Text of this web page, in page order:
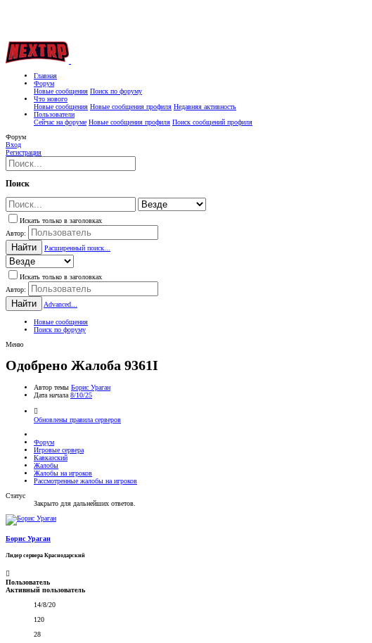
Главная
Форум
Новые сообщения Поиск по форуму
Что нового
Новые сообщения Новые сообщения профиля Недавняя активность
Пользователи
Сейчас на форуме Новые сообщения профиля Поиск сообщений профиля
Форум
Вход
Регистрация
Поиск
Искать только в заголовках
Автор:
Найти Расширенный поиск...
Искать только в заголовках
Автор:
Найти Advanced...
Новые сообщения
Поиск по форуму
Меню
Одобрено Жалоба 9361I
Автор темы Борис Ураган
Дата начала 8/10/25
Обновлены правила серверов
Форум
Игровые сервера
Кавказский
Жалобы
Жалобы на игроков
Рассмотренные жалобы на игроков
Статус
Закрыто для дальнейших ответов.
Борис Ураган
Лидер сервера Краснодарский
Пользователь
Активный пользователь
14/8/20
120
28